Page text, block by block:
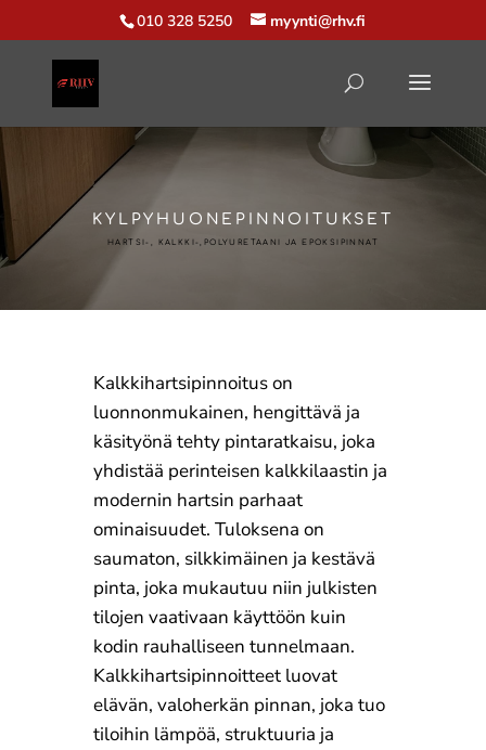
010 328 5250 myynti@rhv.fi
KYLPYHUONEPINNOITUKSET
HARTSI-, KALKKI-,POLYURETAANI JA EPOKSIPINNAT
Kalkkihartsipinnoitus on
luonnonmukainen, hengittävä ja
käsityönä tehty pintaratkaisu, joka
yhdistää perinteisen kalkkilaastin ja
modernin hartsin parhaat
ominaisuudet. Tuloksena on
saumaton, silkkimäinen ja kestävä
pinta, joka mukautuu niin julkisten
tilojen vaativaan käyttöön kuin
kodin rauhalliseen tunnelmaan.
Kalkkihartsipinnoitteet luovat
elävän, valoherkän pinnan, joka tuo
tiloihin lämpöä, struktuuria ja